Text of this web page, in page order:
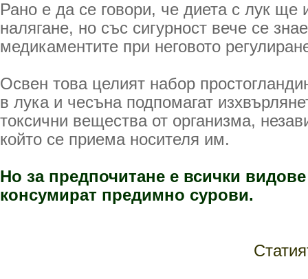
Рано е да се говори, че диета с лук ще
налягане, но със сигурност вече се
медикаментите при неговото
Освен това целият набор
в лука и чесъна подпомагат
токсични вещества от организма,
който се приема носителя им.
Но за предпочитане е всички
консумират предимно сурови.